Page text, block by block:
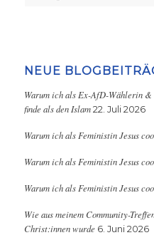
NEUE
Warum ich als Ex-AfD-Wählerin
finde als den Islam 22. Juli 2026
Warum ich als Feministin Jesus
Warum ich als Feministin Jesus
Warum ich als Feministin Jesus
Wie aus meinem Community-
Christ:innen wurde 6. Juni 2026